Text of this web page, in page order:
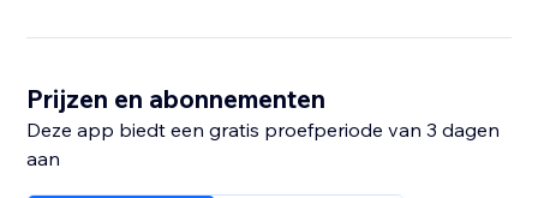
Prijzen en abonnementen
Deze app biedt een gratis proefperiode van 3 dagen
aan